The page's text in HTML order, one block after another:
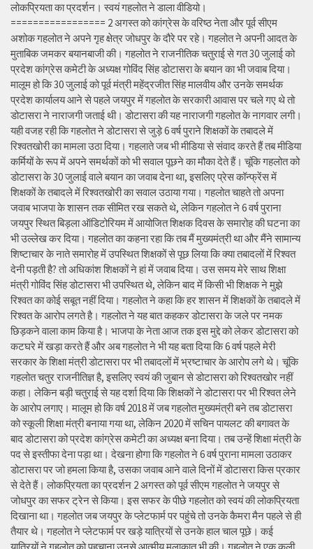
लोकप्रियता का प्रदर्शन। स्वयं गहलोत ने डाला वीडियो।
================= 2 अगस्त को कांग्रेस के वरिष्ठ नेता और पूर्व सीएम
अशोक गहलोत ने अपने गृह क्षेत्र जोधपुर के दौरे पर रहे। गहलोत ने अपनी आदत के
मुताबिक जमकर बयानबाजी की। गहलोत ने राजनीतिक चतुराई से गत 30 जुलाई को
प्रदेश कांग्रेस कमेटी के अध्यक्ष गोविंद सिंह डोटासरा के बयान का भी जवाब दिया।
मालूम हो कि 30 जुलाई को पूर्व मंत्री महेंद्रजीत सिंह मालवीय और उनके समर्थक
प्रदेश कार्यालय आने से पहले जयपुर में गहलोत के सरकारी आवास पर चले गए थे तो
डोटासरा ने नाराजगी जताई थी। डोटासरा की यह नाराजगी गहलोत के नागवार लगी।
यही वजह रही कि गहलोत ने डोटासरा से जुड़े 6 वर्ष पुराने शिक्षकों के तबादले में
रिश्वतखोरी का मामला उठा दिया। गहलाते जब भी मीडिया से संवाद करते हैं तब मीडिया
कर्मियों के रूप में अपने समर्थकों को भी सवाल पूछने का मौका देते हैं। चूंकि गहलोत को
डोटासरा के 30 जुलाई वाले बयान का जवाब देना था, इसलिए प्रेस कॉन्फ्रेंस में
शिक्षकों के तबादले में रिश्वतखोरी का सवाल उठाया गया। गहलोत चाहते तो अपना
जवाब भाजपा के शासन तक सीमित रख सकते थे, लेकिन गहलोत ने 6 वर्ष पुराना
जयपुर स्थित बिड़ला ऑडिटोरियम में आयोजित शिक्षक दिवस के समारोह की घटना का
भी उल्लेख कर दिया। गहलोत का कहना रहा कि तब मैं मुख्यमंत्री था और मैंने सामान्य
शिष्टाचार के नाते समारोह में उपस्थित शिक्षकों से पूछ लिया कि क्या तबादलों में रिश्वत
देनी पड़ती है? तो अधिकांश शिक्षकों ने हां में जवाब दिया। उस समय मेरे साथ शिक्षा
मंत्री गोविंद सिंह डोटासरा भी उपस्थित थे, लेकिन बाद में किसी भी शिक्षक ने मुझे
रिश्वत का कोई सबूत नहीं दिया। गहलोत ने कहा कि हर शासन में शिक्षकों के तबादले में
रिश्वत के आरोप लगते है। गहलोत ने यह बात कहकर डोटासरा के जले पर नमक
छिड़कने वाला काम किया है। भाजपा के नेता आज तक इस मुद्दे को लेकर डोटासरा को
कटघरे में खड़ा करते हैं और अब गहलोत ने भी यह बता दिया कि 6 वर्ष पहले मेरी
सरकार के शिक्षा मंत्री डोटासरा पर भी तबादलों में भ्रष्टाचार के आरोप लगे थे। चूंकि
गहलोत चतुर राजनीतिज्ञ है, इसलिए स्वयं की जुबान से डोटासरा को रिश्वतखोर नहीं
कहा। लेकिन बड़ी चतुराई से यह दर्शा दिया कि शिक्षकों ने डोटासरा पर भी रिश्वत लेने
के आरोप लगाए। मालूम हो कि वर्ष 2018 में जब गहलोत मुख्यमंत्री बने तब डोटासरा
को स्कूली शिक्षा मंत्री बनाया गया था, लेकिन 2020 में सचिन पायलट की बगावत के
बाद डोटासरा को प्रदेश कांग्रेस कमेटी का अध्यक्ष बना दिया। तब उन्हें शिक्षा मंत्री के
पद से इस्तीफा देना पड़ा था। देखना होगा कि गहलोत ने 6 वर्ष पुराना मामला उठाकर
डोटासरा पर जो हमला किया है, उसका जवाब आने वाले दिनों में डोटासरा किस प्रकार
से देते हैं। लोकप्रियता का प्रदर्शन 2 अगस्त को पूर्व सीएम गहलोत ने जयपुर से
जोधपुर का सफर ट्रेन से किया। इस सफर के पीछे गहलोत को स्वयं की लोकप्रियता
दिखाना था। गहलोत जब जयपुर के प्लेटफार्म पर पहुंचे तो उनके कैमरा मैन पहले से ही
तैयार थे। गहलोत ने प्लेटफार्म पर खड़े यात्रियों से उनके हाल चाल पूछे। कई